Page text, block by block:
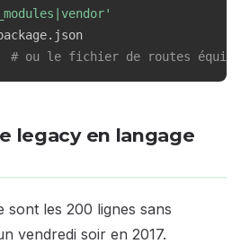
# ou le fichier de routes
legacy en langage
sont les 200 lignes sans
vendredi soir en 2017.